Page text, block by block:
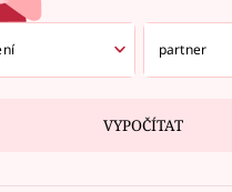
VYPOČÍTAT